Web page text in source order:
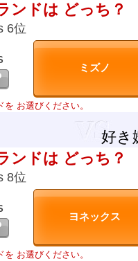
ンドは どっち？
6位
お選びください。
好き
ンドは どっち？
8位
お選びください。